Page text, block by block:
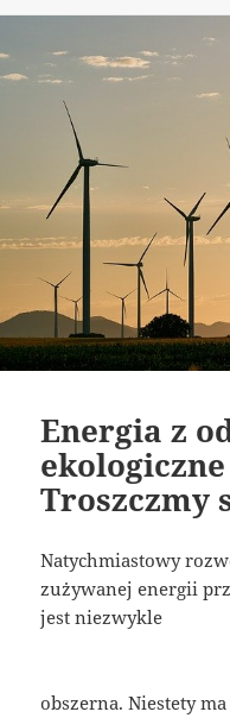
Energia z
Troszczmy
Natychmiastowy
zużywanej energii
jest niezwykle
obszerna. Niestety